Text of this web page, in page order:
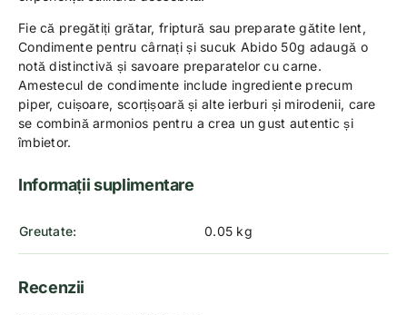
Fie că pregătiți grătar, friptură sau preparate gătite lent,
Condimente pentru cârnați și sucuk Abido 50g adaugă o
notă distinctivă și savoare preparatelor cu carne.
Amestecul de condimente include ingrediente precum
piper, cuișoare, scorțișoară și alte ierburi și mirodenii, care
se combină armonios pentru a crea un gust autentic și
îmbietor.
Informații suplimentare
Greutate 0.05 kg
Recenzii